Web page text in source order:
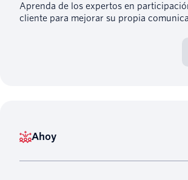
Aprenda de los expertos en
cliente para mejorar su propia
Ahoy